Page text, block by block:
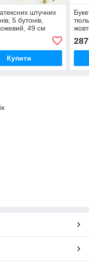
штучних
5 бутонів,
49 см
Купити
287